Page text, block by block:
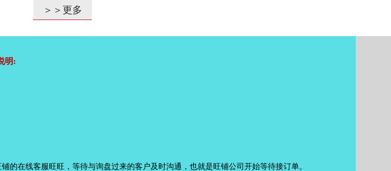
＞＞更多
明:
的在线客服旺旺，等待与询盘过来的客户及时沟通，也就是旺铺公司开始等待接订单。